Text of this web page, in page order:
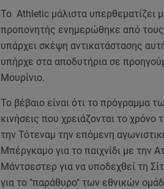
Το Athletic μάλιστα υπερθεματίζει
προπονητής ενημερώθηκε από
υπάρχει σκέψη αντικατάστασης
υπήρχε στα αποδυτήρια σε
Μουρίνιο.
Το βέβαιο είναι ότι το πρόγραμμα
κινήσεις που χρειάζονται το χρόνο
την Τότεναμ την επόμενη
Μπέργκαμο για το παιχνίδι με την
Μάντσεστερ για να υποδεχθεί τη
για το "παράθυρο" των εθνικών